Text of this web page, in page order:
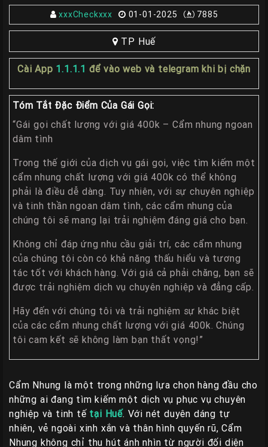
HƯỚNG
DẪN
HUẾ
Hệ
Group
Gái
Huế
xxxCheckxxx 01-01-2025 7885
TP Huế
Cài App 1.1.1.1 để vào web và telegram khi bị chặn
Tóm Tắt Đặc Điểm Của Gái Gọi:
“Gái gọi chất lượng với giá 400k – Cẩm nhung ngoan
dâm tình
Trong thế giới của dịch vụ gái gọi, việc tìm kiếm một
cẩm nhung chất lượng với giá 400k có thể không
phải là điều dễ dàng. Tuy nhiên, với sự chuyên nghiệp
và tinh thần ngoan dâm tình, các cẩm nhung của
chúng tôi sẽ mang lại trải nghiệm đáng giá cho bạn.
Không chỉ đáp ứng nhu cầu giải trí, các cẩm nhung
của chúng tôi còn có khả năng thấu hiểu và tương
tác tốt với khách hàng. Với giá cả phải chăng, bạn sẽ
được trải nghiệm dịch vụ chuyên nghiệp và đẳng cấp.
Hãy đến với chúng tôi và trải nghiệm sự khác biệt
của các cẩm nhung chất lượng với giá 400k. Chúng
tôi cam kết sẽ không làm bạn thất vọng!”
Cẩm Nhung là một trong những lựa chọn hàng đầu cho
những ai đang tìm kiếm một dịch vụ phục vụ chuyên
nghiệp và tinh tế tại Huế. Với nét duyên dáng tự
nhiên, vẻ ngoài xinh xắn và thân hình quyến rũ, Cẩm
Nhung không chỉ thu hút ánh nhìn từ người đối diện